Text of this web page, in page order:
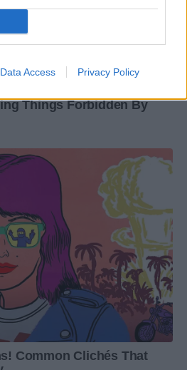
Data Access Privacy Policy